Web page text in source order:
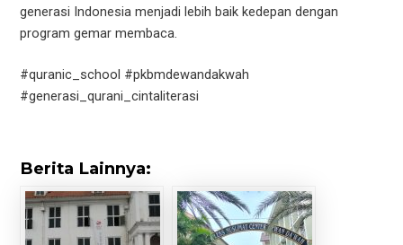
generasi Indonesia menjadi lebih baik kedepan dengan
program gemar membaca.
#quranic_school #pkbmdewandakwah
#generasi_qurani_cintaliterasi
Berita Lainnya: